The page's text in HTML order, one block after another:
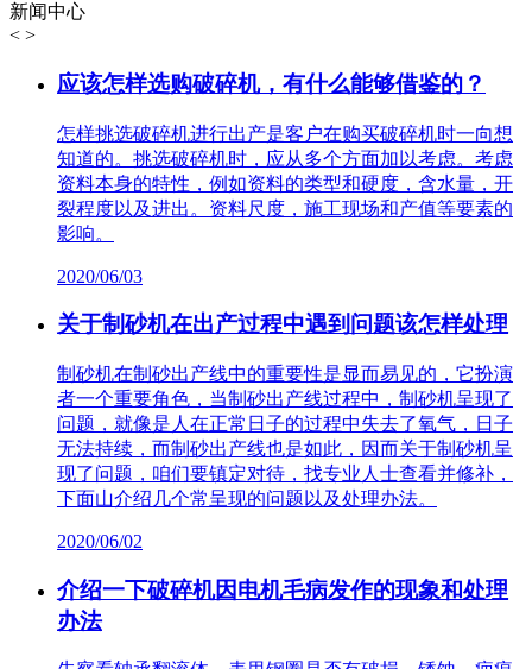
新闻中心
< >
应该怎样选购破碎机，有什么能够借鉴的？
怎样挑选破碎机进行出产是客户在购买破碎机时一向想
知道的。挑选破碎机时，应从多个方面加以考虑。考虑
资料本身的特性，例如资料的类型和硬度，含水量，开
裂程度以及进出。资料尺度，施工现场和产值等要素的
影响。
2020/06/03
关于制砂机在出产过程中遇到问题该怎样处理
制砂机在制砂出产线中的重要性是显而易见的，它扮演
者一个重要角色，当制砂出产线过程中，制砂机呈现了
问题，就像是人在正常日子的过程中失去了氧气，日子
无法持续，而制砂出产线也是如此，因而关于制砂机呈
现了问题，咱们要镇定对待，找专业人士查看并修补，
下面山介绍几个常呈现的问题以及处理办法。
2020/06/02
介绍一下破碎机因电机毛病发作的现象和处理
办法